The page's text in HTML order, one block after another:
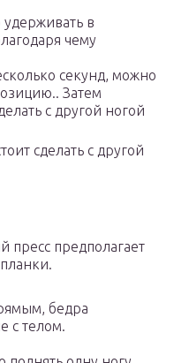
в
чему
секунд, можно
Затем
с другой ногой
сделать с другой
предполагает
бедра
с телом.